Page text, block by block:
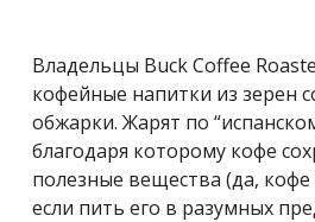
Владельцы Buck Coffee
кофейные напитки из зерен
обжарки. Жарят по
благодаря которому кофе
полезные вещества (да,
если пить его в разумных